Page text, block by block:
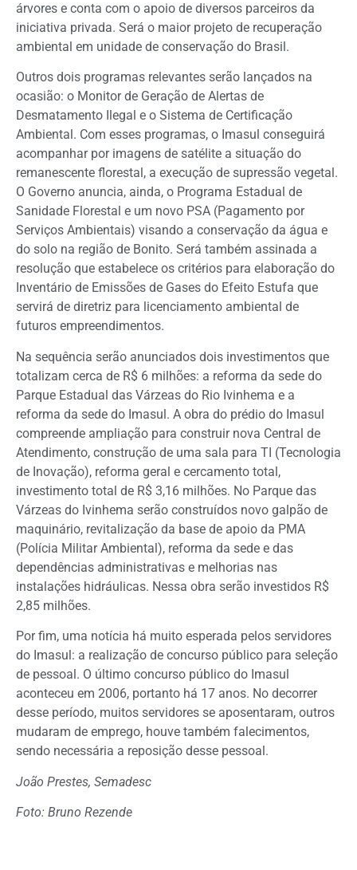
árvores e conta com o apoio de diversos parceiros da
iniciativa privada. Será o maior projeto de recuperação
ambiental em unidade de conservação do Brasil.
Outros dois programas relevantes serão lançados na
ocasião: o Monitor de Geração de Alertas de
Desmatamento Ilegal e o Sistema de Certificação
Ambiental. Com esses programas, o Imasul conseguirá
acompanhar por imagens de satélite a situação do
remanescente florestal, a execução de supressão vegetal.
O Governo anuncia, ainda, o Programa Estadual de
Sanidade Florestal e um novo PSA (Pagamento por
Serviços Ambientais) visando a conservação da água e
do solo na região de Bonito. Será também assinada a
resolução que estabelece os critérios para elaboração do
Inventário de Emissões de Gases do Efeito Estufa que
servirá de diretriz para licenciamento ambiental de
futuros empreendimentos.
Na sequência serão anunciados dois investimentos que
totalizam cerca de R$ 6 milhões: a reforma da sede do
Parque Estadual das Várzeas do Rio Ivinhema e a
reforma da sede do Imasul. A obra do prédio do Imasul
compreende ampliação para construir nova Central de
Atendimento, construção de uma sala para TI (Tecnologia
de Inovação), reforma geral e cercamento total,
investimento total de R$ 3,16 milhões. No Parque das
Várzeas do Ivinhema serão construídos novo galpão de
maquinário, revitalização da base de apoio da PMA
(Polícia Militar Ambiental), reforma da sede e das
dependências administrativas e melhorias nas
instalações hidráulicas. Nessa obra serão investidos R$
2,85 milhões.
Por fim, uma notícia há muito esperada pelos servidores
do Imasul: a realização de concurso público para seleção
de pessoal. O último concurso público do Imasul
aconteceu em 2006, portanto há 17 anos. No decorrer
desse período, muitos servidores se aposentaram, outros
mudaram de emprego, houve também falecimentos,
sendo necessária a reposição desse pessoal.
João Prestes, Semadesc
Foto: Bruno Rezende